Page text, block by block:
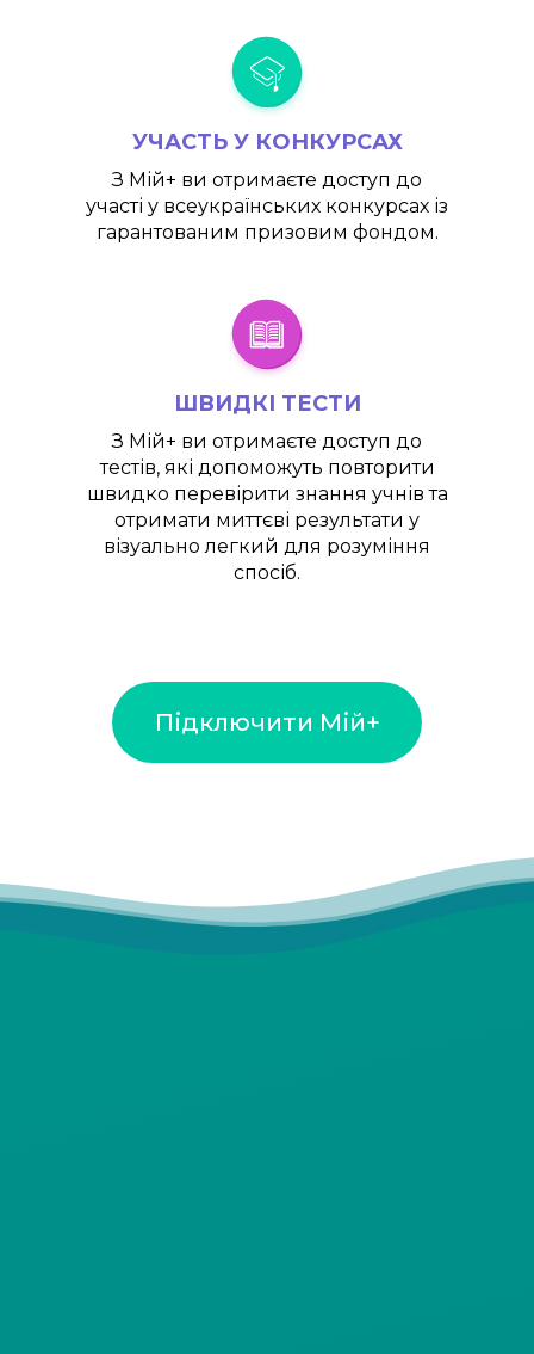
УЧАСТЬ У КОНКУРСАХ
З Мій+ ви отримаєте доступ до
участі у всеукраїнських конкурсах із
гарантованим призовим фондом.
ШВИДКІ ТЕСТИ
З Мій+ ви отримаєте доступ до
тестів, які допоможуть повторити
швидко перевірити знання учнів та
отримати миттєві результати у
візуально легкий для розуміння
спосіб.
Підключити Мій+